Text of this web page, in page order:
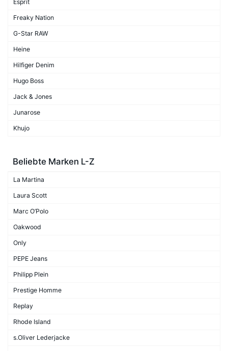
Esprit
Freaky Nation
G-Star RAW
Heine
Hilfiger Denim
Hugo Boss
Jack & Jones
Junarose
Khujo
Beliebte Marken L-Z
La Martina
Laura Scott
Marc O’Polo
Oakwood
Only
PEPE Jeans
Philipp Plein
Prestige Homme
Replay
Rhode Island
s.Oliver Lederjacke